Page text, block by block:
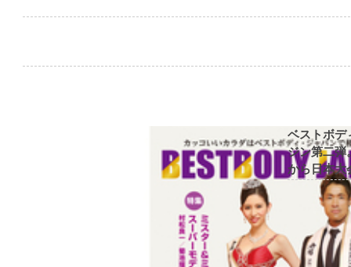
ベストボデ
ジン第二弾
から日本大